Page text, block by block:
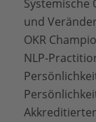
Systemische
und
OKR
NLP-